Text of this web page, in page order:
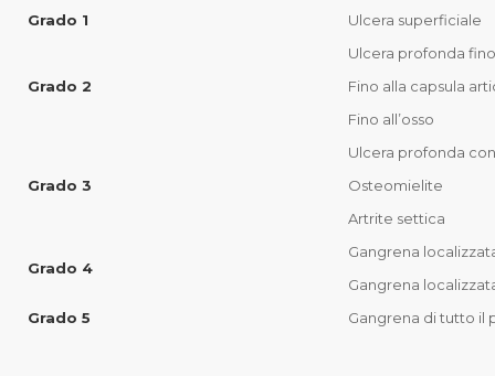
Grado 1
Ulcera superficiale
Grado 2
Ulcera profonda
Fino alla capsula
Fino all’osso
Grado 3
Ulcera profonda
Osteomielite
Artrite settica
Grado 4
Gangrena
Gangrena
Grado 5
Gangrena di tutto il